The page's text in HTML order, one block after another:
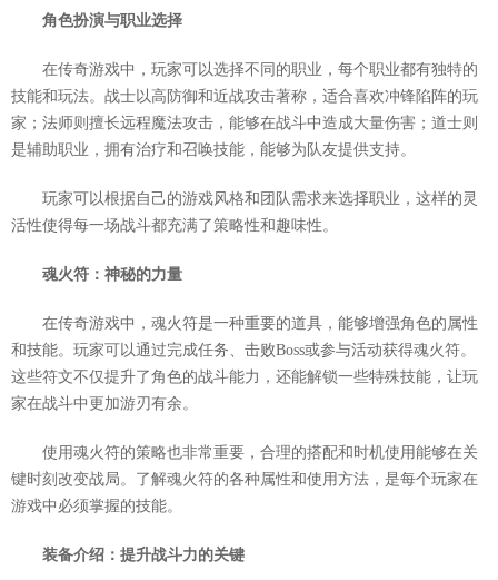
角色扮演与职业选择
在传奇游戏中，玩家可以选择不同的职业，每个职业都有独特的
技能和玩法。战士以高防御和近战攻击著称，适合喜欢冲锋陷阵的玩
家；法师则擅长远程魔法攻击，能够在战斗中造成大量伤害；道士则
是辅助职业，拥有治疗和召唤技能，能够为队友提供支持。
玩家可以根据自己的游戏风格和团队需求来选择职业，这样的灵
活性使得每一场战斗都充满了策略性和趣味性。
魂火符：神秘的力量
在传奇游戏中，魂火符是一种重要的道具，能够增强角色的属性
和技能。玩家可以通过完成任务、击败Boss或参与活动获得魂火符。
这些符文不仅提升了角色的战斗能力，还能解锁一些特殊技能，让玩
家在战斗中更加游刃有余。
使用魂火符的策略也非常重要，合理的搭配和时机使用能够在关
键时刻改变战局。了解魂火符的各种属性和使用方法，是每个玩家在
游戏中必须掌握的技能。
装备介绍：提升战斗力的关键